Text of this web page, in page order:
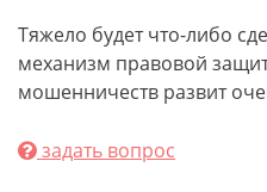
Тяжело будет что-либо
механизм правовой
мошенничеств развит
задать вопрос